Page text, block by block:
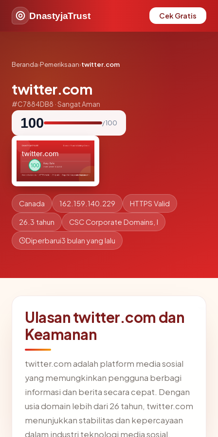
DnastyjaTrust Cek Gratis
Beranda›Pemeriksaan›twitter.com
twitter.com
#C7884DB8 · Sangat Aman
100 / 100
Canada 162.159.140.229 HTTPS Valid
26.3 tahun CSC Corporate Domains, I
Diperbarui3 bulan yang lalu
Ulasan twitter.com dan
Keamanan
twitter.com adalah platform media sosial
yang memungkinkan pengguna berbagi
informasi dan berita secara cepat. Dengan
usia domain lebih dari 26 tahun, twitter.com
menunjukkan stabilitas dan kepercayaan
dalam industri teknologi media sosial.